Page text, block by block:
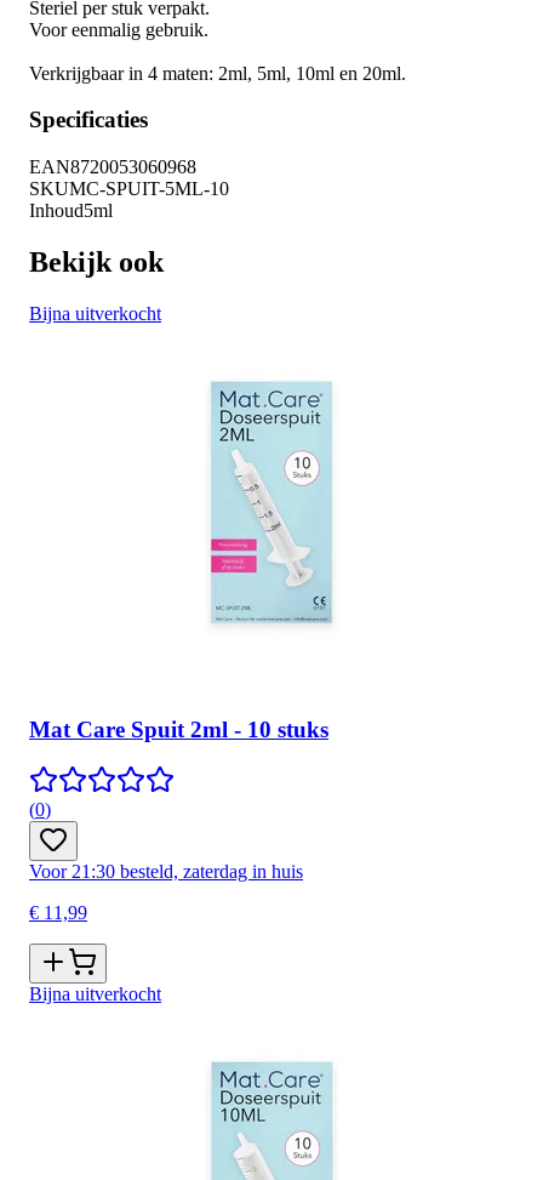
Steriel per stuk verpakt.
Voor eenmalig gebruik.
Verkrijgbaar in 4 maten: 2ml, 5ml, 10ml en 20ml.
Specificaties
EAN8720053060968
SKUMC-SPUIT-5ML-10
Inhoud5ml
Bekijk ook
Bijna uitverkocht
Mat Care Spuit 2ml - 10 stuks
(0)
Voor 21:30 besteld, zaterdag in huis
€ 11,99
Bijna uitverkocht